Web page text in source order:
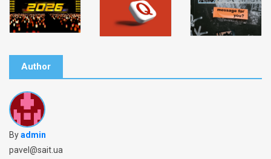
Author
Byadmin
pavel@sait.ua